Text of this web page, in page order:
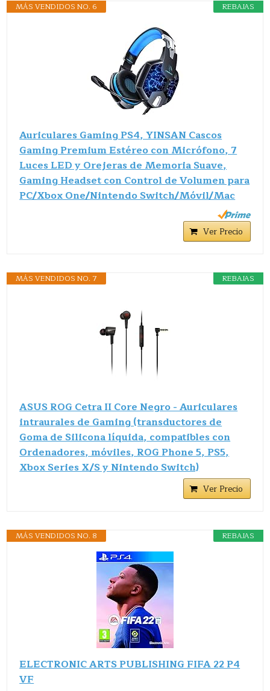
REBAJAS
MÁS VENDIDOS NO. 6
Auriculares Gaming PS4, YINSAN Cascos
Gaming Premium Estéreo con Micrófono, 7
Luces LED y Orejeras de Memoria Suave,
Gaming Headset con Control de Volumen para
PC/Xbox One/Nintendo Switch/Móvil/Mac
Ver Precio
REBAJAS
MÁS VENDIDOS NO. 7
ASUS ROG Cetra II Core Negro - Auriculares
intraurales de Gaming (transductores de
Goma de Silicona líquida, compatibles con
Ordenadores, móviles, ROG Phone 5, PS5,
Xbox Series X/S y Nintendo Switch)
Ver Precio
REBAJAS
MÁS VENDIDOS NO. 8
ELECTRONIC ARTS PUBLISHING FIFA 22 P4
VF